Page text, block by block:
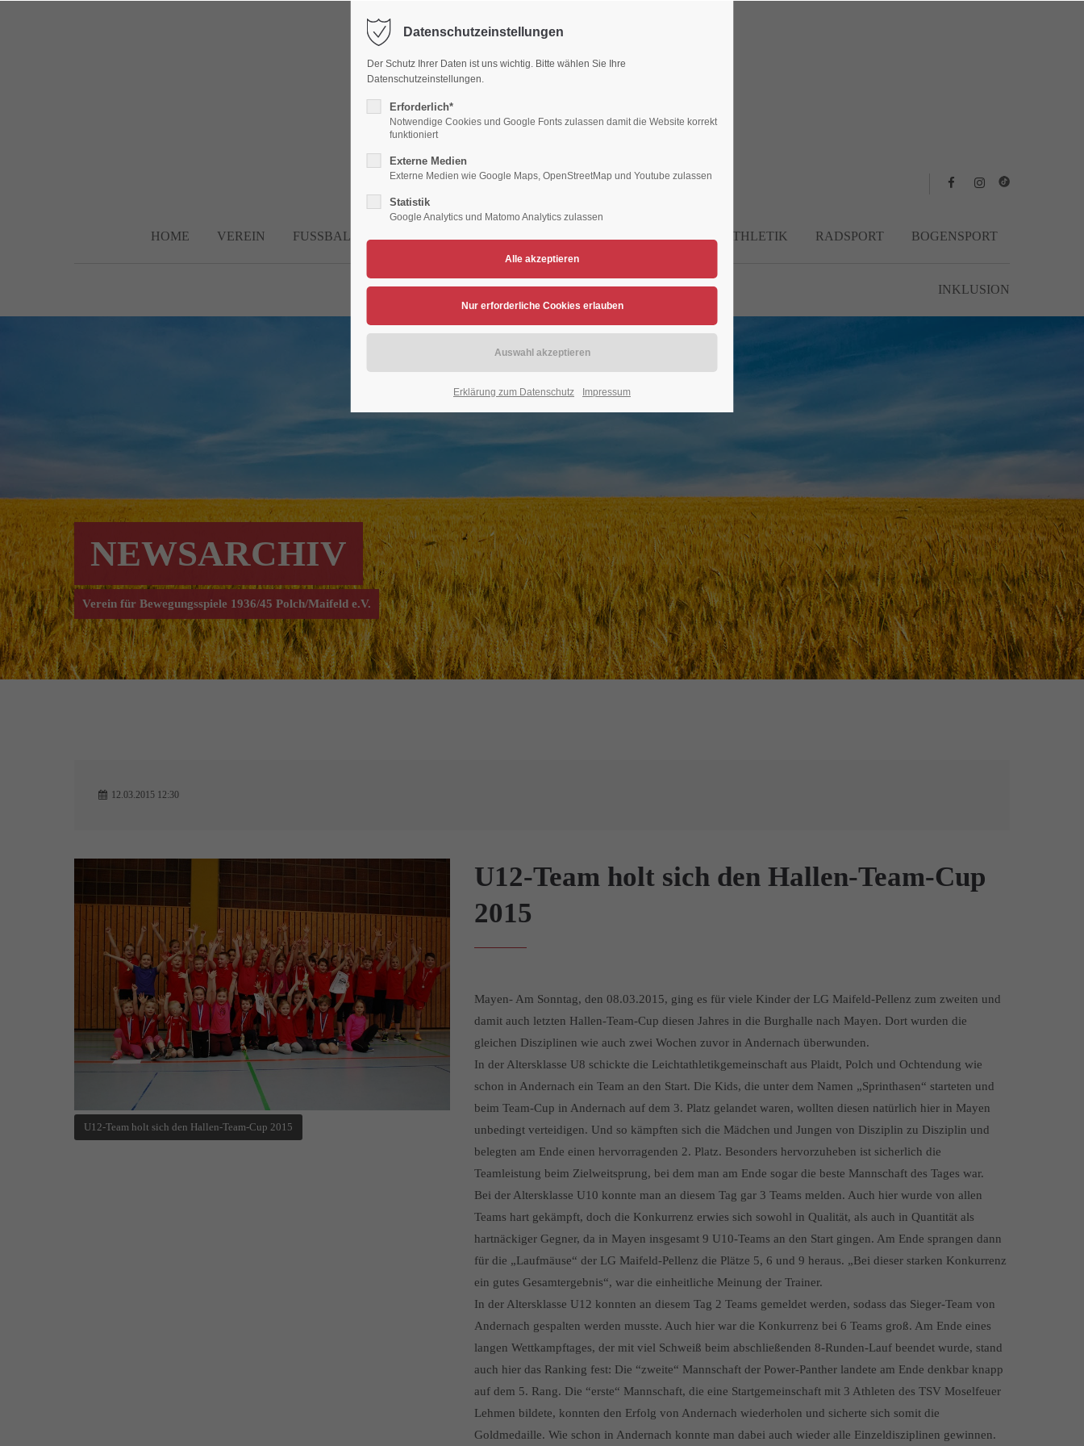
Support
Lorem ipsum dolor sit amet:
24h / 365days
We offer support for our customers
(GMT +1)
San Francisco, CA 94102
Drop us a line
info@yourdomain.com
ridiculus mus. Donec quam felis, ultricies
HOME VEREIN FUSSBALL LEICHTATHLETIK RADSPORT BOGENSPORT
INKLUSION
NEWSARCHIV
Verein für Bewegungsspiele 1936/45 Polch/Maifeld e.V.
12.03.2015 12:30
U12-Team holt sich den Hallen-Team-Cup 2015
U12-Team holt sich den Hallen-Team-Cup
2015
Mayen- Am Sonntag, den 08.03.2015, ging es für viele Kinder der LG Maifeld-Pellenz zum zweiten und
damit auch letzten Hallen-Team-Cup diesen Jahres in die Burghalle nach Mayen. Dort wurden die
gleichen Disziplinen wie auch zwei Wochen zuvor in Andernach überwunden.
In der Altersklasse U8 schickte die Leichtathletikgemeinschaft aus Plaidt, Polch und Ochtendung wie
schon in Andernach ein Team an den Start. Die Kids, die unter dem Namen „Sprinthasen“ starteten und
beim Team-Cup in Andernach auf dem 3. Platz gelandet waren, wollten diesen natürlich hier in Mayen
unbedingt verteidigen. Und so kämpften sich die Mädchen und Jungen von Disziplin zu Disziplin und
belegten am Ende einen hervorragenden 2. Platz. Besonders hervorzuheben ist sicherlich die
Teamleistung beim Zielweitsprung, bei dem man am Ende sogar die beste Mannschaft des Tages war.
Bei der Altersklasse U10 konnte man an diesem Tag gar 3 Teams melden. Auch hier wurde von allen
Teams hart gekämpft, doch die Konkurrenz erwies sich sowohl in Qualität, als auch in Quantität als
hartnäckiger Gegner, da in Mayen insgesamt 9 U10-Teams an den Start gingen. Am Ende sprangen dann
für die „Laufmäuse“ der LG Maifeld-Pellenz die Plätze 5, 6 und 9 heraus. „Bei dieser starken Konkurrenz
ein gutes Gesamtergebnis“, war die einheitliche Meinung der Trainer.
In der Altersklasse U12 konnten an diesem Tag 2 Teams gemeldet werden, sodass das Sieger-Team von
Andernach gespalten werden musste. Auch hier war die Konkurrenz bei 6 Teams groß. Am Ende eines
langen Wettkampftages, der mit viel Schweiß beim abschließenden 8-Runden-Lauf beendet wurde, stand
auch hier das Ranking fest: Die “zweite“ Mannschaft der Power-Panther landete am Ende denkbar knapp
auf dem 5. Rang. Die “erste“ Mannschaft, die eine Startgemeinschaft mit 3 Athleten des TSV Moselfeuer
Lehmen bildete, konnten den Erfolg von Andernach wiederholen und sicherte sich somit die
Goldmedaille. Wie schon in Andernach konnte man dabei auch wieder alle Einzeldisziplinen gewinnen.
Datenschutzeinstellungen
Der Schutz Ihrer Daten ist uns wichtig. Bitte wählen Sie Ihre
Datenschutzeinstellungen.
Erforderlich*
Notwendige Cookies und Google Fonts zulassen damit die Website korrekt
funktioniert
Externe Medien
Externe Medien wie Google Maps, OpenStreetMap und Youtube zulassen
Statistik
Google Analytics und Matomo Analytics zulassen
Erklärung zum Datenschutz Impressum